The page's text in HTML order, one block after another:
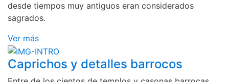
desde tiempos muy antiguos eran considerados
sagrados.
Ver más
Caprichos y detalles barrocos